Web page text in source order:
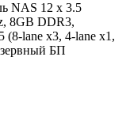
NAS 12 x 3.5
8GB DDR3,
lane x3, 4-lane x1,
БП